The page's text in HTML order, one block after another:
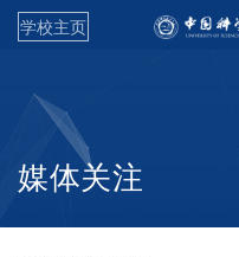
学校主页
媒体关注